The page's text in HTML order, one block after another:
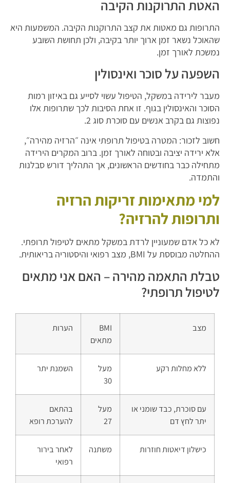
האטת התרוקנות הקיבה
התרופות גם מאטות את קצב התרוקנות הקיבה. המשמעות היא
שהאוכל נשאר זמן ארוך יותר בקיבה, ולכן תחושת השובע
נמשכת לאורך זמן.
השפעה על סוכר ואינסולין
מעבר לירידה במשקל, הטיפול עשוי לסייע גם באיזון רמות
הסוכר והאינסולין בגוף. זו אחת הסיבות לכך שתרופות אלו
נפוצות גם בקרב אנשים עם סוכרת סוג 2.
חשוב לזכור: המטרה בטיפול תרופתי אינה ״הרזיה מהירה״,
אלא ירידה יציבה ובטוחה לאורך זמן. ברוב המקרים הירידה
מתחילה כבר בחודשים הראשונים, אך התהליך דורש סבלנות
והתמדה.
למי מתאימות זריקות הרזיה
ותרופות להרזיה?
לא כל אדם שמעוניין לרדת במשקל מתאים לטיפול תרופתי.
ההחלטה מבוססת על BMI, מצב רפואי והיסטוריה בריאותית.
טבלת התאמה מהירה – האם אני מתאים
לטיפול תרופתי?
מצב
BMI
מתאים
הערות
ללא מחלות רקע
מעל
30
השמנת יתר
עם סוכרת, כבד שומני או
יתר לחץ דם
מעל
27
בהתאם
להערכת רופא
כישלון דיאטות חוזרות משתנה
לאחר בירור
רפואי